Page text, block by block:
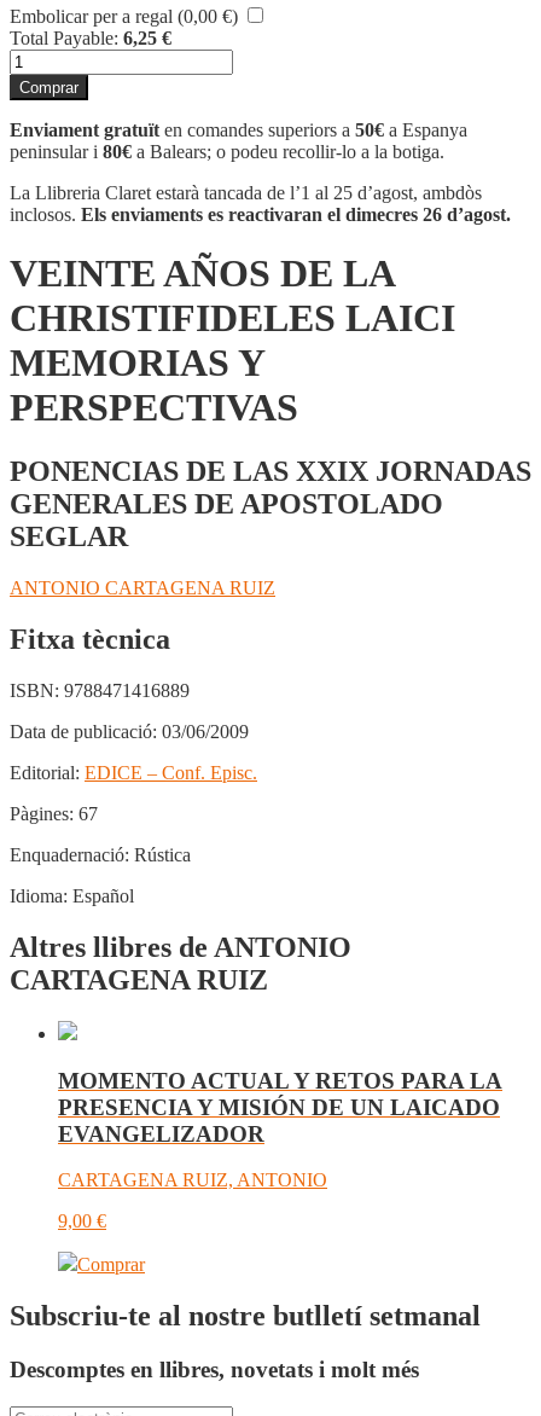
Embolicar per a regal (0,00 €)
Total Payable: 6,25 €
quantitat
de
VEINTE
AÑOS
DE
LA
CHRISTIFIDELES
LAICI
PERSPECTIVAS
Comprar
Enviament gratuït en comandes superiors a 50€ a Espanya
peninsular i 80€ a Balears; o podeu recollir-lo a la botiga.
La Llibreria Claret estarà tancada de l’1 al 25 d’agost, ambdòs
inclosos. Els enviaments es reactivaran el dimecres 26 d’agost.
VEINTE AÑOS DE LA
CHRISTIFIDELES LAICI
MEMORIAS Y
PERSPECTIVAS
PONENCIAS DE LAS XXIX JORNADAS
GENERALES DE APOSTOLADO
SEGLAR
ANTONIO CARTAGENA RUIZ
Fitxa tècnica
ISBN: 9788471416889
Data de publicació: 03/06/2009
Editorial: EDICE – Conf. Episc.
Pàgines: 67
Enquadernació: Rústica
Idioma: Español
Altres llibres de ANTONIO
CARTAGENA RUIZ
MOMENTO ACTUAL Y RETOS PARA LA
PRESENCIA Y MISIÓN DE UN LAICADO
EVANGELIZADOR
CARTAGENA RUIZ, ANTONIO
9,00 €
Comprar
Subscriu-te al nostre butlletí setmanal
Descomptes en llibres, novetats i molt més